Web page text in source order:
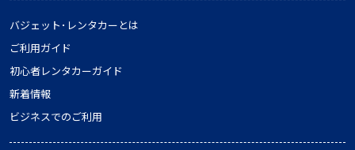
バジェット･レンタカーとは
ご利用ガイド
初心者レンタカーガイド
新着情報
ビジネスでのご利用